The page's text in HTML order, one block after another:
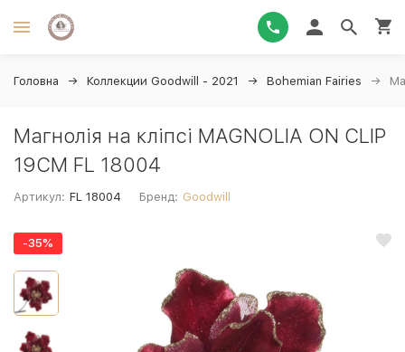
Головна Коллекции Goodwill - 2021 Bohemian Fairies
Магнолія на кліпсі MAGNOLIA ON CLIP
19CM FL 18004
Артикул: FL 18004 Бренд: Goodwill
-35%